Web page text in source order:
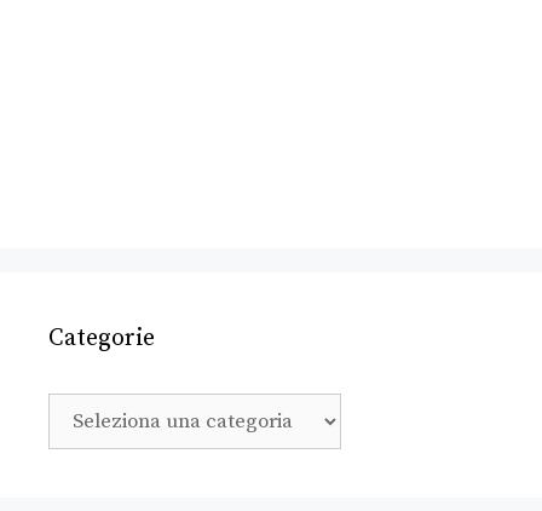
Categorie